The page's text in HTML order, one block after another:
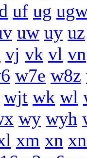
uf ug
uw uy uz
vj vk vl vn
w7e w8z
wjt wk wl
wy wyh
xm xn